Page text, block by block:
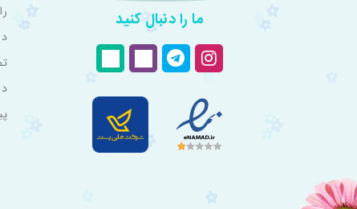
ما را دنبال کنید